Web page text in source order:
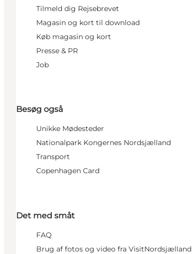
Tilmeld dig Rejsebrevet
Magasin og kort til download
Køb magasin og kort
Presse & PR
Job
Besøg også
Unikke Mødesteder
Nationalpark Kongernes Nordsjælland
Transport
Copenhagen Card
Det med småt
FAQ
Brug af fotos og video fra VisitNordsjælland